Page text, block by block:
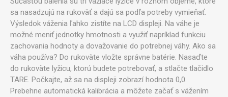
sa nasadzujú na rukoväť a dajú sa podľa potreby vymieňať.
Výsledok váženia ľahko zistíte na LCD displeji. Na váhe je
možné meniť jednotky hmotnosti a využiť napríklad funkciu
zachovania hodnoty a dovažovanie do potrebnej váhy. Ako sa
váha používa? Do rukoväte vložte správne batérie. Nasaďte
do rukoväte lyžicu, ktorú budete potrebovať, a stlačte tlačidlo
TARE. Počkajte, až sa na displeji zobrazí hodnota 0,0.
Prebehne automatická kalibrácia a môžete začať s vážením